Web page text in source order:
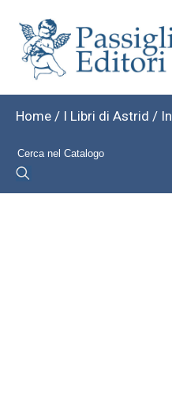
Home / I Libri di Astrid /